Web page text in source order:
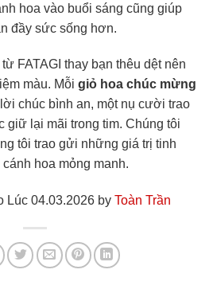
hoa vào buổi sáng cũng giúp
đầy sức sống hơn.
FATAGI thay bạn thêu dệt nên
màu. Mỗi giỏ hoa chúc mừng
chúc bình an, một nụ cười trao
giữ lại mãi trong tim. Chúng tôi
tôi trao gửi những giá trị tinh
hoa mỏng manh.
Lúc 04.03.2026 by Toàn Trần